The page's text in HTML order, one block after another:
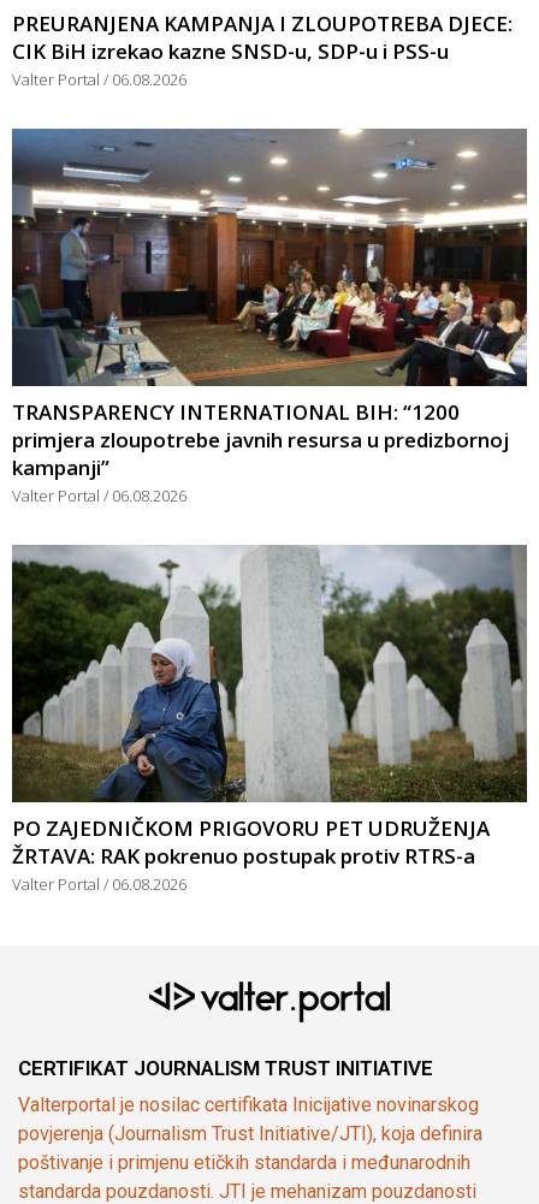
PREURANJENA KAMPANJA I ZLOUPOTREBA DJECE:
CIK BiH izrekao kazne SNSD-u, SDP-u i PSS-u
Valter Portal 06.08.2026
TRANSPARENCY INTERNATIONAL BIH: “1200
primjera zloupotrebe javnih resursa u predizbornoj
kampanji”
Valter Portal 06.08.2026
PO ZAJEDNIČKOM PRIGOVORU PET UDRUŽENJA
ŽRTAVA: RAK pokrenuo postupak protiv RTRS-a
Valter Portal 06.08.2026
CERTIFIKAT JOURNALISM TRUST INITIATIVE
Valterportal je nosilac certifikata Inicijative novinarskog
povjerenja (Journalism Trust Initiative/JTI), koja definira
poštivanje i primjenu etičkih standarda i međunarodnih
standarda pouzdanosti. JTI je mehanizam pouzdanosti